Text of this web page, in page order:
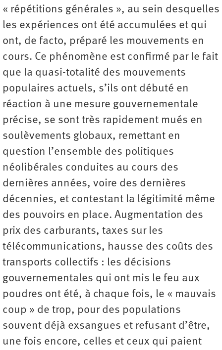
« répétitions générales », au sein desquelles
les expériences ont été accumulées et qui
ont, de facto, préparé les mouvements en
cours. Ce phénomène est confirmé par le fait
que la quasi-totalité des mouvements
populaires actuels, s’ils ont débuté en
réaction à une mesure gouvernementale
précise, se sont très rapidement mués en
soulèvements globaux, remettant en
question l’ensemble des politiques
néolibérales conduites au cours des
dernières années, voire des dernières
décennies, et contestant la légitimité même
des pouvoirs en place. Augmentation des
prix des carburants, taxes sur les
télécommunications, hausse des coûts des
transports collectifs : les décisions
gouvernementales qui ont mis le feu aux
poudres ont été, à chaque fois, le « mauvais
coup » de trop, pour des populations
souvent déjà exsangues et refusant d’être,
une fois encore, celles et ceux qui paient